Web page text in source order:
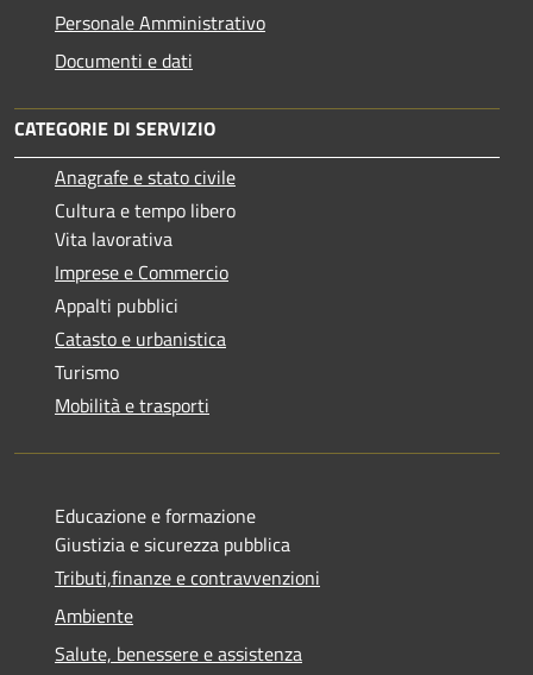
Personale Amministrativo
Documenti e dati
CATEGORIE DI SERVIZIO
Anagrafe e stato civile
Cultura e tempo libero
Vita lavorativa
Imprese e Commercio
Appalti pubblici
Catasto e urbanistica
Turismo
Mobilità e trasporti
Educazione e formazione
Giustizia e sicurezza pubblica
Tributi,finanze e contravvenzioni
Ambiente
Salute, benessere e assistenza